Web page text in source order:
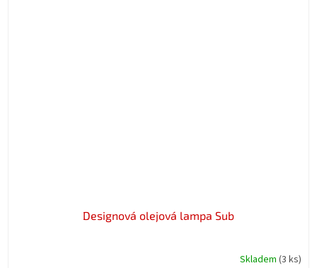
Designová olejová lampa Sub
Skladem (3 ks)